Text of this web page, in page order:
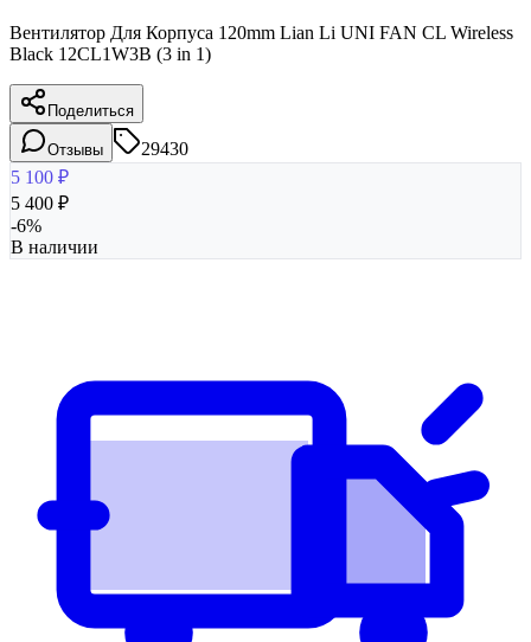
Вентилятор Для Корпуса 120mm Lian Li UNI FAN CL Wireless
Black 12CL1W3B (3 in 1)
Поделиться
Отзывы
29430
5 100 ₽
5 400 ₽
-6%
В наличии